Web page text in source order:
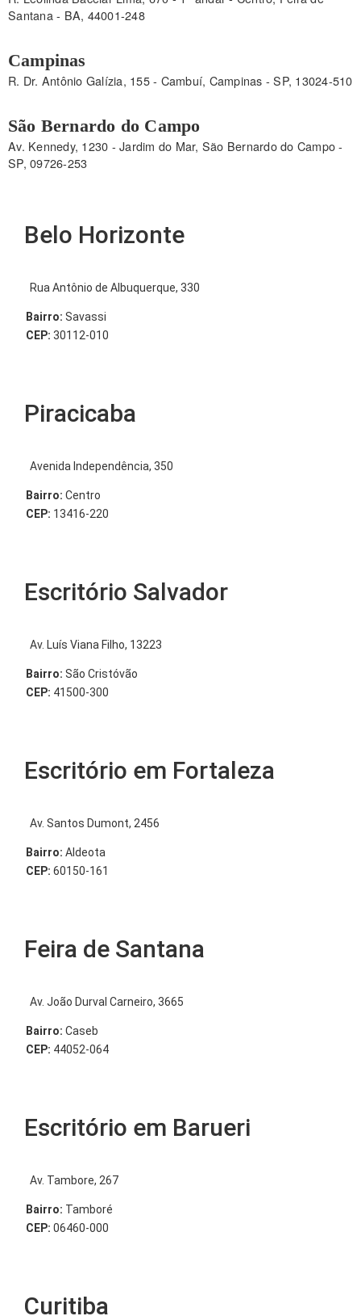
Santana - BA, 44001-248
Campinas
R. Dr. Antônio Galízia, 155 - Cambuí, Campinas - SP, 13024-510
São Bernardo do Campo
Av. Kennedy, 1230 - Jardim do Mar, São Bernardo do Campo -
SP, 09726-253
Belo Horizonte
Rua Antônio de Albuquerque, 330
Bairro: Savassi
CEP: 30112-010
Piracicaba
Avenida Independência, 350
Bairro: Centro
CEP: 13416-220
Escritório Salvador
Av. Luís Viana Filho, 13223
Bairro: São Cristóvão
CEP: 41500-300
Escritório em Fortaleza
Av. Santos Dumont, 2456
Bairro: Aldeota
CEP: 60150-161
Feira de Santana
Av. João Durval Carneiro, 3665
Bairro: Caseb
CEP: 44052-064
Escritório em Barueri
Av. Tambore, 267
Bairro: Tamboré
CEP: 06460-000
Curitiba